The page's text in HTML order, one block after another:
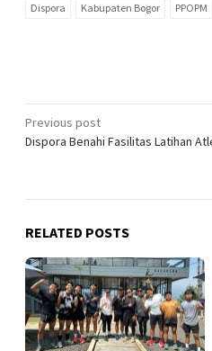
Dispora Kabupaten Bogor PPOPM
Post
navigation
Previous post
Dispora Benahi Fasilitas Latihan
RELATED POSTS